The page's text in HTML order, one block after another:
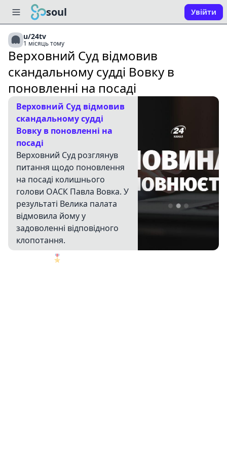
soul Увійти
u/24tv
1 місяць тому
Верховний Суд відмовив
скандальному судді Вовку в
поновленні на посаді
Верховний Суд відмовив
скандальному судді
Вовку в поновленні на
посаді
Верховний Суд розглянув
питання щодо поновлення
на посаді колишнього
голови ОАСК Павла Вовка. У
результаті Велика палата
відмовила йому у
задоволенні відповідного
клопотання.
🎖️